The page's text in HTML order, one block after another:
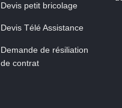
Devis petit bricolage
Devis Télé Assistance
Demande de résiliation
de contrat